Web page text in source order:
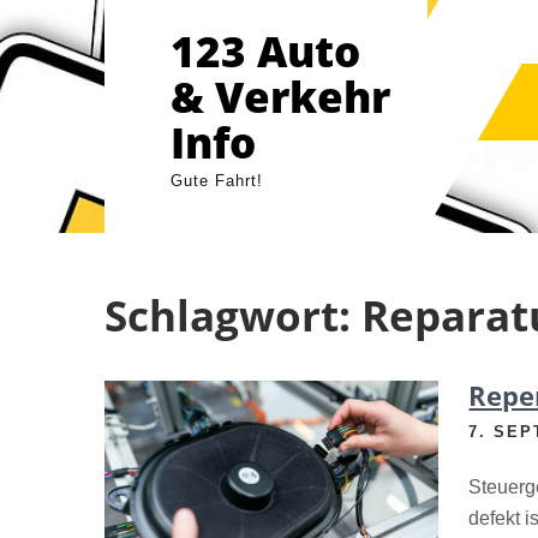
to
content
123 Auto
& Verkehr
Info
Gute Fahrt!
Schlagwort:
7.
defekt